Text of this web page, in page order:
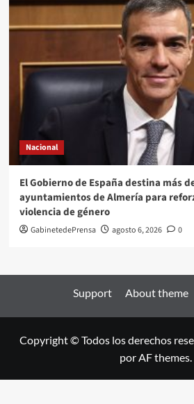
Nacional
El Gobierno de España destina más
ayuntamientos de Almería para
violencia de género
GabinetedePrensa agosto 6, 2026 0
Support About theme
Copyright © Todos los derechos
por AF themes.